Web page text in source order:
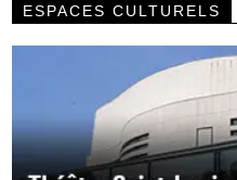
ESPACES CULTURELS